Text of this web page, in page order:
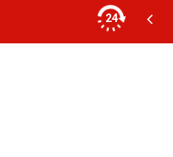
24
Ödeme Yapılacak!